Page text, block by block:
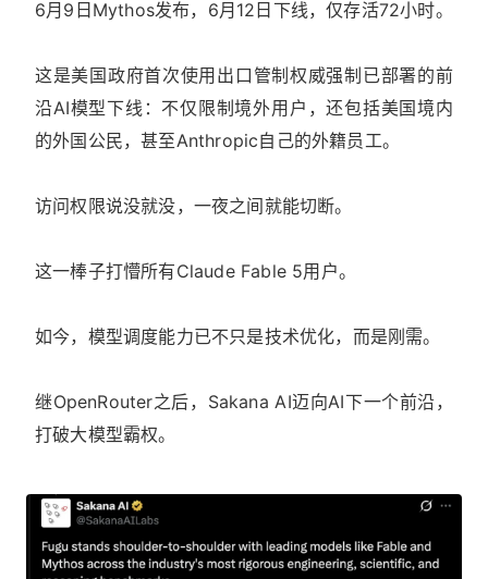
6月9日Mythos发布，6月12日下线，仅存活72小时。
这是美国政府首次使用出口管制权威强制已部署的前
沿AI模型下线：不仅限制境外用户，还包括美国境内
的外国公民，甚至Anthropic自己的外籍员工。
访问权限说没就没，一夜之间就能切断。
这一棒子打懵所有Claude Fable 5用户。
如今，模型调度能力已不只是技术优化，而是刚需。
继OpenRouter之后，Sakana AI迈向AI下一个前沿，
打破大模型霸权。